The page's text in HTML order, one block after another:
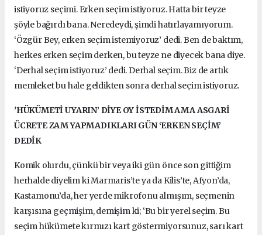
istiyoruz seçimi. Erken seçim istiyoruz. Hatta bir teyze
şöyle bağırdı bana. Neredeydi, şimdi hatırlayamıyorum.
‘Özgür Bey, erken seçim istemiyoruz’ dedi. Ben de baktım,
herkes erken seçim derken, bu teyze ne diyecek bana diye.
‘Derhal seçim istiyoruz’ dedi. Derhal seçim. Biz de artık
memleket bu hale geldikten sonra derhal seçim istiyoruz.
'HÜKÜMETİ UYARIN’ DİYE OY İSTEDİM AMA ASGARİ
ÜCRETE ZAM YAPMADIKLARI GÜN ‘ERKEN SEÇİM’
DEDİK
Komik olurdu, çünkü bir veya iki gün önce son gittiğim
herhalde diyelim ki Marmaris’te ya da Kilis’te, Afyon’da,
Kastamonu’da, her yerde mikrofonu almışım, seçmenin
karşısına geçmişim, demişim ki; ‘Bu bir yerel seçim. Bu
seçim hükümete kırmızı kart göstermiyorsunuz, sarı kart